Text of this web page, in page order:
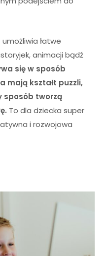
umożliwia łatwe
animacji bądź
się w sposób
mają kształt puzzli,
sposób tworzą
To dla dziecka super
i rozwojowa